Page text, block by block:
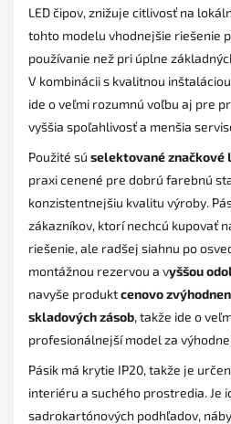
LED čipov, znižuje citlivosť na
tohto modelu vhodnejšie riešenie
používanie než pri úplne
V kombinácii s kvalitnou
ide o veľmi rozumnú voľbu aj pre
vyššia spoľahlivosť a menšia
Použité sú selektované značkové
praxi cenené pre dobrú farebnú
konzistentnejšiu kvalitu výroby.
zákazníkov, ktorí nechcú kupovať
riešenie, ale radšej siahnu po
montážnou rezervou a vyššou
navyše produktcenovo
skladových zásob, takže ide o
profesionálnejší model za
Pásik má krytie IP20, takže je
interiéru a suchého prostredia. Je
sadrokartónových podhľadov,